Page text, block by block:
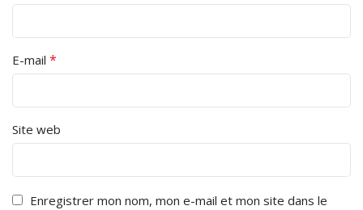
E-mail *
Site web
Enregistrer mon nom, mon e-mail et mon site dans le